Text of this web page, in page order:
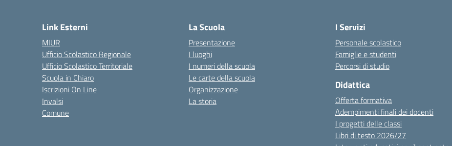
Link Esterni
MIUR
Ufficio Scolastico Regionale
Ufficio Scolastico Territoriale
Scuola in Chiaro
Iscrizioni On Line
Invalsi
Comune
La Scuola
Presentazione
I luoghi
I numeri della scuola
Le carte della scuola
Organizzazione
La storia
I Servizi
Personale scolastico
Famiglie e studenti
Percorsi di studio
Didattica
Offerta formativa
Adempimenti finali dei docenti
I progetti delle classi
Libri di testo 2026/27